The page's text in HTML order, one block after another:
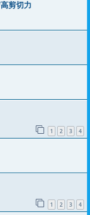
剪切力
1 2 3 4
1 2 3 4